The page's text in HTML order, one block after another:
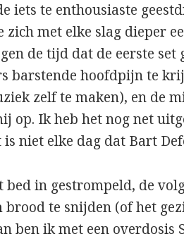
iets te enthousiaste
zich met elke slag dieper
de tijd dat de eerste set
barstende hoofdpijn te
zelf te maken), en de
op. Ik heb het nog net
niet elke dag dat Bart
bed in gestrompeld, de
te snijden (of het
ben ik met een